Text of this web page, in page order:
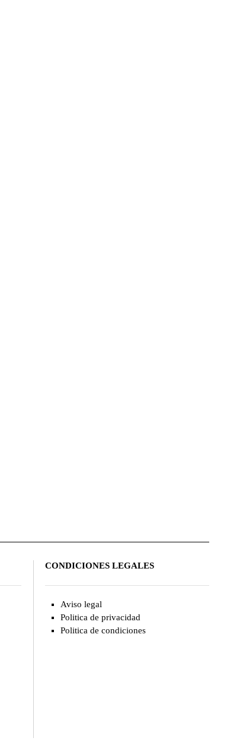
CONDICIONES LEGALES
Aviso legal
Politica de privacidad
Politica de condiciones